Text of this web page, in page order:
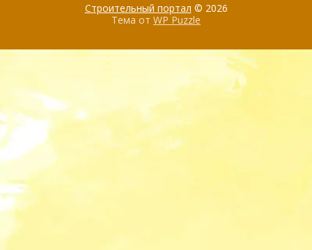
Строительный портал © 2026
Тема от WP Puzzle